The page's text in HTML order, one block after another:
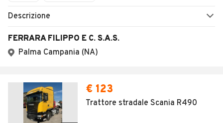
Descrizione
FERRARA FILIPPO E C. S.A.S.
Palma Campania (NA)
€ 123
Trattore stradale Scania R490